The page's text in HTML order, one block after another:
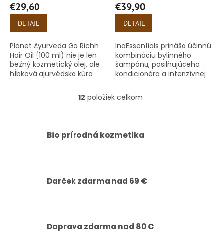
€29,60
DETAIL
Planet Ayurveda Go Richh
Hair Oil (100 ml) nie je len
bežný kozmetický olej, ale
hĺbková ajurvédska kúra
€39,90
DETAIL
InaEssentials prináša účinnú
kombináciu bylinného
šampónu, posilňujúceho
kondicionéra a intenzívnej
O
d
e
p
y
v
12 položiek celkom
Bio prírodná kozmetika
Darček zdarma nad 69 €
Doprava zdarma nad 80 €